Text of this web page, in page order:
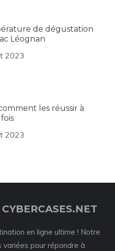
de dégustation
Léognan
2023
les réussir à
2023
en ligne ultime ! Notre
pour répondre à